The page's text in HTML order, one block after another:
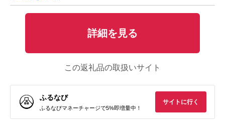
詳細を見る
この返礼品の取扱いサイト
ふるなび
ふるなびマネーチャージで5%即増量中！
サイトに行く